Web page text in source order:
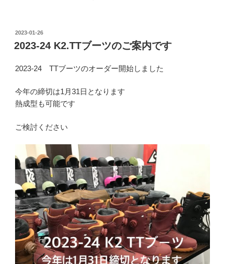
投
稿
日:
2023-01-26
2023-24 K2.TTブーツのご案内です
2023-24 TTブーツのオーダー開始しました
今年の締切は1月31日となります
熱成型も可能です
ご検討ください